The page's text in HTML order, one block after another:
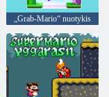
„Grab-Mario“ nuotykis